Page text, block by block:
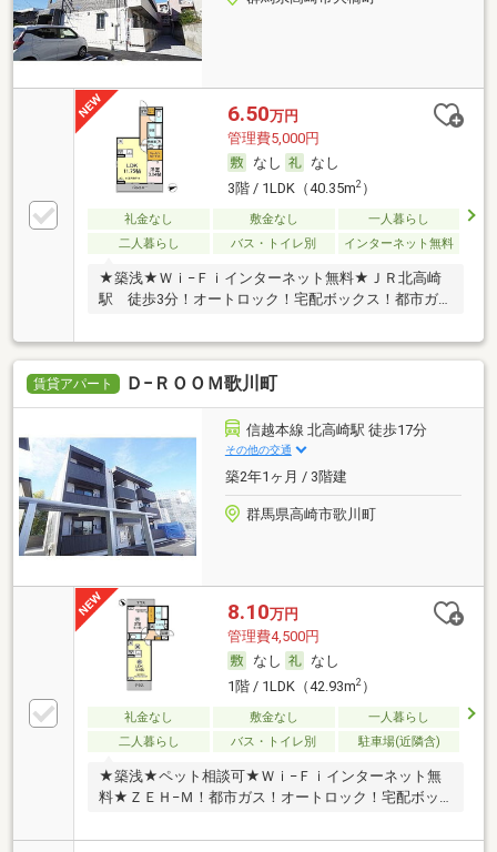
6.50万円
管理費5,000円
なし
なし
3階 / 1LDK（40.35m2）
礼金なし 敷金なし
一人暮らし
二人暮らし
バス・トイレ別 インターネット無料
★築浅★Ｗｉ−Ｆｉインターネット無料★ＪＲ北高崎
駅 徒歩3分！オートロック！宅配ボックス！都市ガ
賃貸アパート Ｄ−ＲＯＯＭ歌川町
信越本線 北高崎駅 徒歩17分
その他の交通
築2年1ヶ月 / 3階建
群馬県高崎市歌川町
8.10万円
管理費4,500円
なし
なし
1階 / 1LDK（42.93m2）
礼金なし 敷金なし
一人暮らし
二人暮らし
バス・トイレ別 駐車場(近隣含)
★築浅★ペット相談可★Ｗｉ−Ｆｉインターネット無
料★ＺＥＨ−Ｍ！都市ガス！オートロック！宅配ボッ